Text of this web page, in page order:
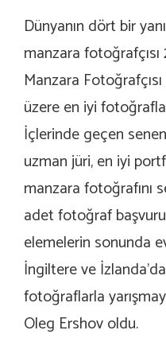
Dünyanın dört bir
manzara fotoğrafçısı
Manzara Fotoğrafçısı
üzere en iyi
İçlerinde geçen
uzman jüri, en iyi
manzara fotoğrafını
adet fotoğraf
elemelerin sonunda
İngiltere ve
fotoğraflarla
Oleg Ershov oldu.